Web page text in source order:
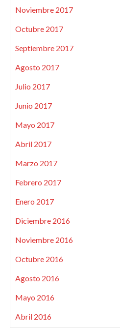
Noviembre 2017
Octubre 2017
Septiembre 2017
Agosto 2017
Julio 2017
Junio 2017
Mayo 2017
Abril 2017
Marzo 2017
Febrero 2017
Enero 2017
Diciembre 2016
Noviembre 2016
Octubre 2016
Agosto 2016
Mayo 2016
Abril 2016